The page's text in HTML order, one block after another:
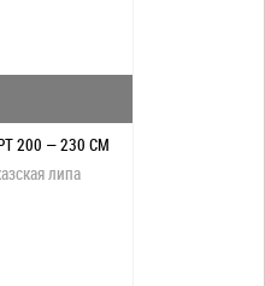
200 — 230 СМ
липа